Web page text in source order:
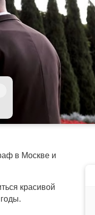
в Москве и
красивой